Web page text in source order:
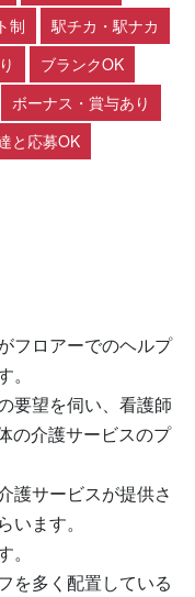
制
駅チカ・駅ナカ
ブランクOK
ボーナス・賞与あり
と応募OK
フロアーでのヘルプ
要望を伺い、看護師
の介護サービスのプ
護サービスが提供さ
います。
。
を多く配置している